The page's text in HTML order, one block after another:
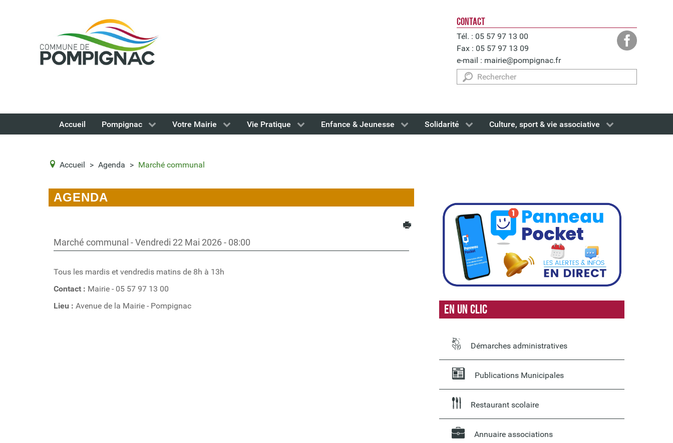
CONTACT
Tél. : 05 57 97 13 00
Fax : 05 57 97 13 09
e-mail : mairie@pompignac.fr
Rechercher
Accueil Pompignac Votre Mairie Vie Pratique Enfance & Jeunesse Solidarité Culture, sport & vie associative
Accueil > Agenda > Marché communal
AGENDA
Marché communal - Vendredi 22 Mai 2026 - 08:00
Tous les mardis et vendredis matins de 8h à 13h
Contact : Mairie - 05 57 97 13 00
Lieu : Avenue de la Mairie - Pompignac En un clic
Démarches administratives
Publications Municipales
Restaurant scolaire
Annuaire associations